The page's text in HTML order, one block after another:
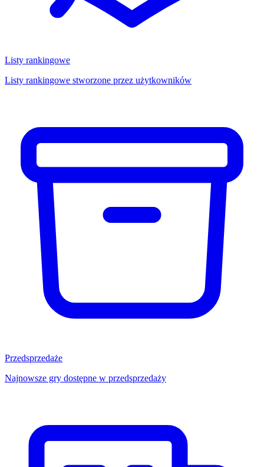
Listy rankingowe
Listy rankingowe stworzone przez użytkowników
Przedsprzedaże
Najnowsze gry dostępne w przedsprzedaży